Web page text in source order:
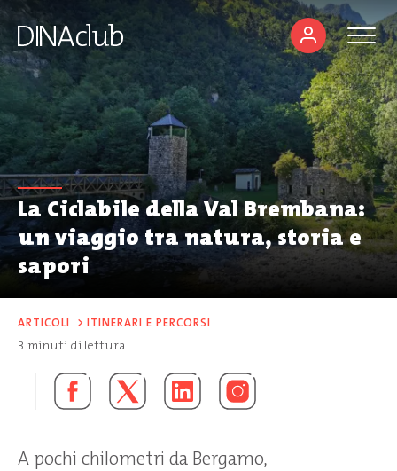
La Ciclabile della Val Brembana:
un viaggio tra natura, storia e
sapori
ARTICOLI > ITINERARI E PERCORSI
3 minuti di lettura
A pochi chilometri da Bergamo,